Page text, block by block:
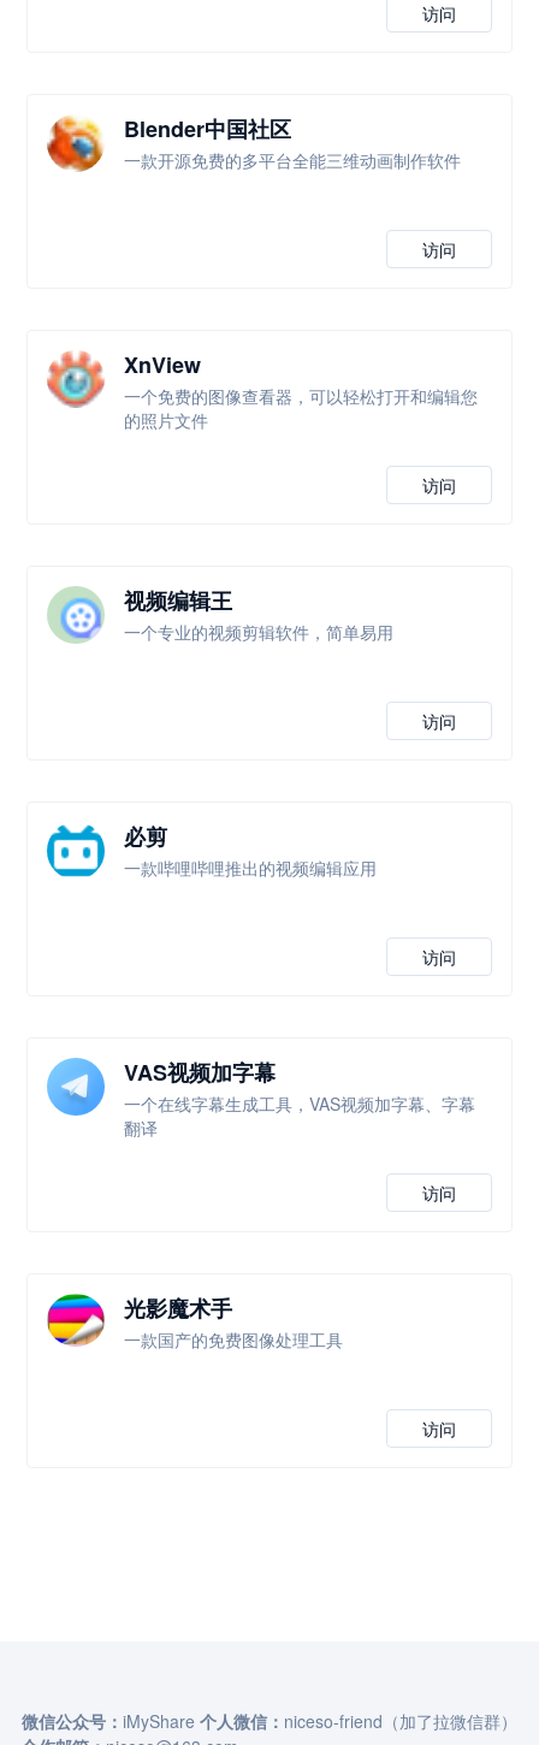
访问
Blender中国社区
一款开源免费的多平台全能三维动画制作软件
访问
XnView
一个免费的图像查看器，可以轻松打开和编辑您
的照片文件
访问
视频编辑王
一个专业的视频剪辑软件，简单易用
访问
必剪
一款哔哩哔哩推出的视频编辑应用
访问
VAS视频加字幕
一个在线字幕生成工具，VAS视频加字幕、字幕
翻译
访问
光影魔术手
一款国产的免费图像处理工具
访问
微信公众号： iMyShare 个人微信： niceso-friend（加了拉微信群）